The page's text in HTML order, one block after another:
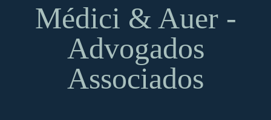
Médici & Auer -
Advogados
Associados